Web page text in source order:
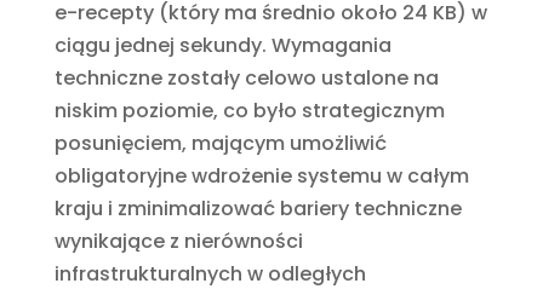
e-recepty (który ma średnio około 24 KB) w
ciągu jednej sekundy. Wymagania
techniczne zostały celowo ustalone na
niskim poziomie, co było strategicznym
posunięciem, mającym umożliwić
obligatoryjne wdrożenie systemu w całym
kraju i zminimalizować bariery techniczne
wynikające z nierówności
infrastrukturalnych w odległych